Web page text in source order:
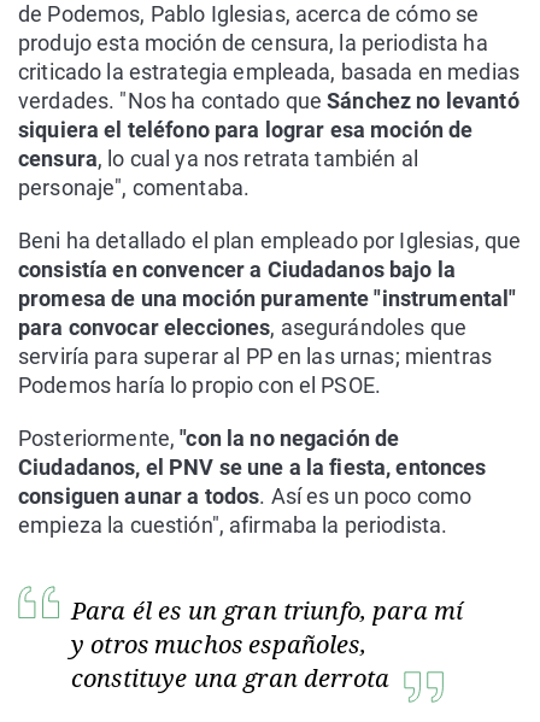
de Podemos, Pablo Iglesias, acerca de cómo se
produjo esta moción de censura, la periodista ha
criticado la estrategia empleada, basada en medias
verdades. "Nos ha contado que Sánchez no levantó
siquiera el teléfono para lograr esa moción de
censura, lo cual ya nos retrata también al
personaje", comentaba.
Beni ha detallado el plan empleado por Iglesias, que
consistía en convencer a Ciudadanos bajo la
promesa de una moción puramente "instrumental"
para convocar elecciones, asegurándoles que
serviría para superar al PP en las urnas; mientras
Podemos haría lo propio con el PSOE.
Posteriormente, "con la no negación de
Ciudadanos, el PNV se une a la fiesta, entonces
consiguen aunar a todos. Así es un poco como
empieza la cuestión", afirmaba la periodista.
Para él es un gran triunfo, para mí
y otros muchos españoles,
constituye una gran derrota